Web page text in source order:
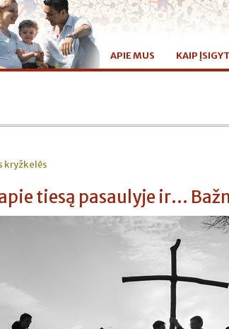
APIE MUS KAIP
kryžkelės
tiesą pasaulyje ir...